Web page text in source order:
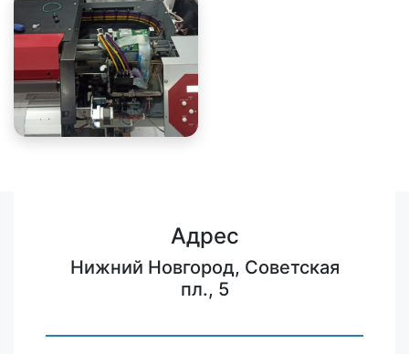
Адрес
Нижний Новгород, Советская
пл., 5